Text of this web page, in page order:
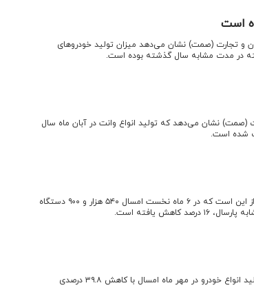
است
و تجارت (صمت) نشان می‌دهد میزان تولید خودروهای
در مدت مشابه سال گذشته بوده است.
(صمت) نشان می‌دهد که تولید انواع وانت در آبان ماه سال
شده است.
اقتصادنیوز: آمارهای وزارت صنعت، معدن و تجارت حاکی از این است که در ۶ ماه نخست امسال ۵۴۰ هزار و ۹۰۰ دستگاه
یافته است.
اقتصادنیوز : طبق اعلام وزارت صنعت، معدن و تجارت تولید انواع خودرو در مهر ماه امسال با کاهش ۳۹.۸ درصدی